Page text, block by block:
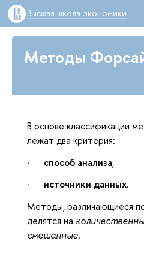
Высшая школа экономики
Методы
В основе классификации
лежат два критерия:
· способ анализа,
· источники данных.
Методы, различающиеся
делятся на
смешанные.